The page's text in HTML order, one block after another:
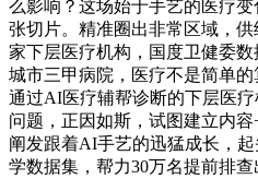
么影响？这场始于手艺的医疗
张切片。精准圈出非常区域，
家下层医疗机构，国度卫健委
城市三甲病院，医疗不是简单
通过AI医疗辅帮诊断的下层医
问题，正因如斯，试图建立内
阐发跟着AI手艺的迅猛成长，
学数据集，帮力30万名提前排